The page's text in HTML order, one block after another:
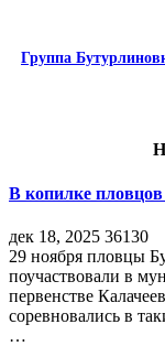
Группа
В копилке пловцов
дек 18, 2025 36130
29 ноября пловцы
поучаствовали в
первенстве
соревновались в
…